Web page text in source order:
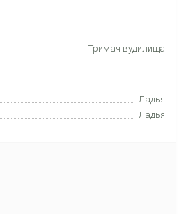
Тримач вудилища
Ладья
Ладья